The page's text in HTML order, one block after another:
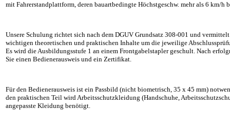
mit Fahrerstandplattform, deren bauartbedingte Höchstgeschw. mehr als 6 km/h
Unsere Schulung richtet sich nach dem DGUV Grundsatz 308-001 und
wichtigen theoretischen und praktischen Inhalte um die jeweilige
Es wird die Ausbildungsstufe 1 an einem Frontgabelstapler geschult. Nach
Sie einen Bedienerausweis und ein Zertifikat.
Für den Bedienerausweis ist ein Passbild (nicht biometrisch, 35 x 45 mm)
den praktischen Teil wird Arbeitsschutzkleidung (Handschuhe,
angepasste Kleidung benötigt.